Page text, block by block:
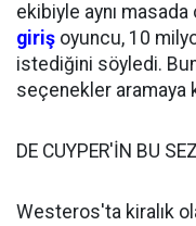
ekibiyle aynı masada
giriş oyuncu, 10
istediğini söyledi.
seçenekler aramaya
DE CUYPER'İN BU
Westeros'ta kiralık